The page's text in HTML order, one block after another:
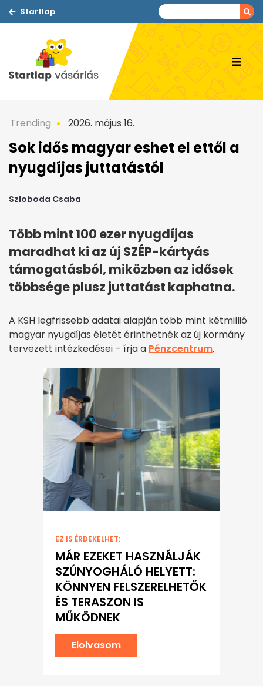
Startlap
Trending 2026. május 16.
Sok idős magyar eshet el ettől a
nyugdíjas juttatástól
Szloboda Csaba
Több mint 100 ezer nyugdíjas
maradhat ki az új SZÉP-kártyás
támogatásból, miközben az idősek
többsége plusz juttatást kaphatna.
A KSH legfrissebb adatai alapján több mint kétmillió
magyar nyugdíjas életét érinthetnék az új kormány
tervezett intézkedései – írja a Pénzcentrum.
EZ IS ÉRDEKELHET:
MÁR EZEKET HASZNÁLJÁK
SZÚNYOGHÁLÓ HELYETT:
KÖNNYEN FELSZERELHETŐK
ÉS TERASZON IS
MŰKÖDNEK
Elolvasom